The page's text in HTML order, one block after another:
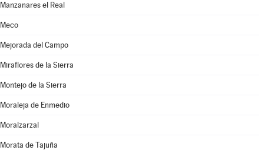
Manzanares el Real
Meco
Mejorada del Campo
Miraflores de la Sierra
Montejo de la Sierra
Moraleja de Enmedio
Moralzarzal
Morata de Tajuña